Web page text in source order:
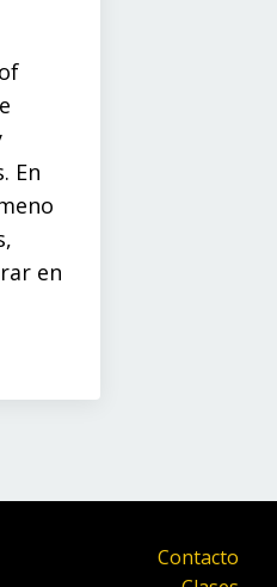
En
en
Contacto